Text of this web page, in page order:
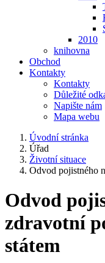
2010
knihovna
Obchod
Kontakty
Kontakty
Důležité
Napište nám
Mapa webu
Úvodní stránka
Úřad
Životní situace
Odvod pojistného
Odvod
zdravotní
státem